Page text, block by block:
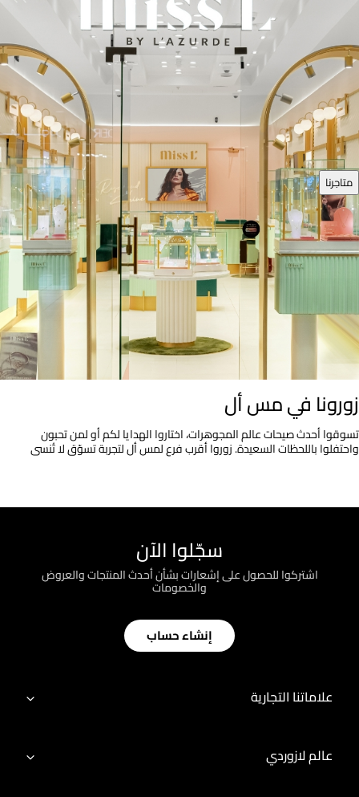
متاجرنا
زورونا في مس أل
تسوقوا أحدث صيحات عالم المجوهرات، اختاروا الهدايا لكم أو لمن تحبون
واحتفلوا باللحظات السعيدة. زوروا أقرب فرع لمس أل لتجربة تسوّق لا تُنسى
سجّلوا الآن
اشتركوا للحصول على إشعارات بشأن أحدث المنتجات والعروض
والخصومات
إنشاء حساب
علاماتنا التجارية
عالم لازوردي